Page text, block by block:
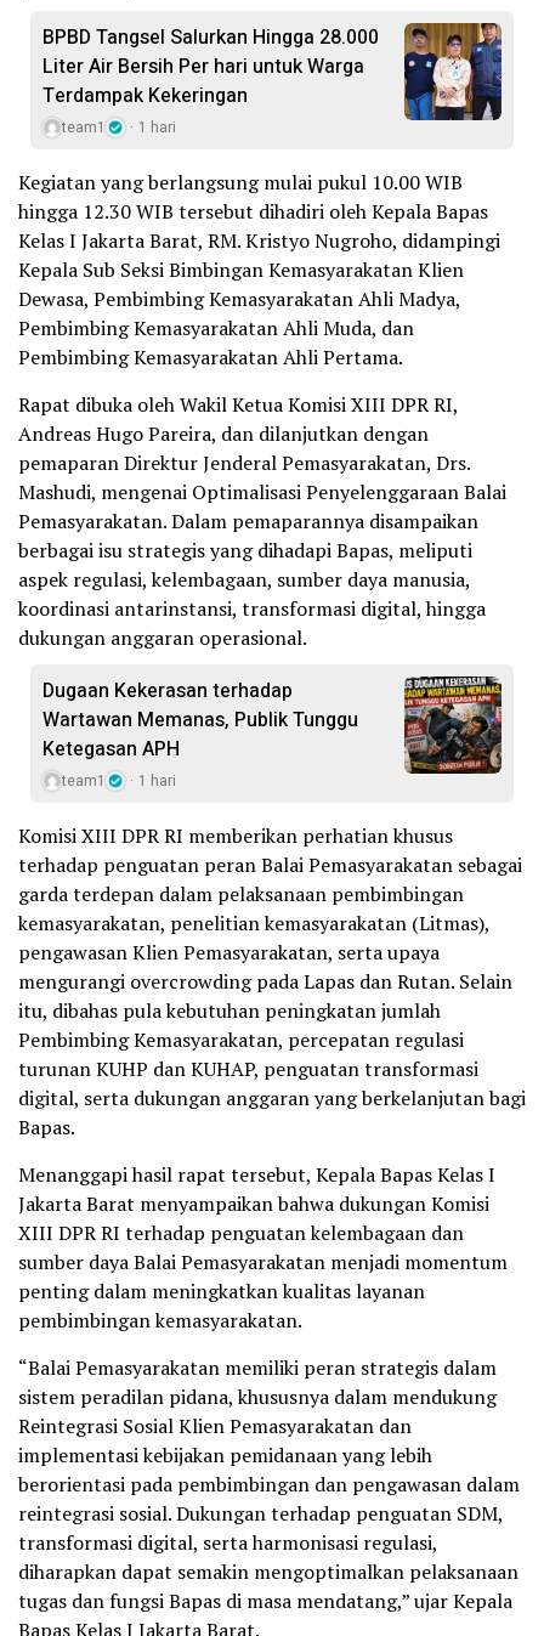
BPBD Tangsel Salurkan Hingga 28.000
Liter Air Bersih Per hari untuk Warga
Terdampak Kekeringan
team1 1 hari
Kegiatan yang berlangsung mulai pukul 10.00 WIB
hingga 12.30 WIB tersebut dihadiri oleh Kepala Bapas
Kelas I Jakarta Barat, RM. Kristyo Nugroho, didampingi
Kepala Sub Seksi Bimbingan Kemasyarakatan Klien
Dewasa, Pembimbing Kemasyarakatan Ahli Madya,
Pembimbing Kemasyarakatan Ahli Muda, dan
Pembimbing Kemasyarakatan Ahli Pertama.
Rapat dibuka oleh Wakil Ketua Komisi XIII DPR RI,
Andreas Hugo Pareira, dan dilanjutkan dengan
pemaparan Direktur Jenderal Pemasyarakatan, Drs.
Mashudi, mengenai Optimalisasi Penyelenggaraan Balai
Pemasyarakatan. Dalam pemaparannya disampaikan
berbagai isu strategis yang dihadapi Bapas, meliputi
aspek regulasi, kelembagaan, sumber daya manusia,
koordinasi antarinstansi, transformasi digital, hingga
dukungan anggaran operasional.
Dugaan Kekerasan terhadap
Wartawan Memanas, Publik Tunggu
Ketegasan APH
team1 1 hari
Komisi XIII DPR RI memberikan perhatian khusus
terhadap penguatan peran Balai Pemasyarakatan sebagai
garda terdepan dalam pelaksanaan pembimbingan
kemasyarakatan, penelitian kemasyarakatan (Litmas),
pengawasan Klien Pemasyarakatan, serta upaya
mengurangi overcrowding pada Lapas dan Rutan. Selain
itu, dibahas pula kebutuhan peningkatan jumlah
Pembimbing Kemasyarakatan, percepatan regulasi
turunan KUHP dan KUHAP, penguatan transformasi
digital, serta dukungan anggaran yang berkelanjutan bagi
Bapas.
Menanggapi hasil rapat tersebut, Kepala Bapas Kelas I
Jakarta Barat menyampaikan bahwa dukungan Komisi
XIII DPR RI terhadap penguatan kelembagaan dan
sumber daya Balai Pemasyarakatan menjadi momentum
penting dalam meningkatkan kualitas layanan
pembimbingan kemasyarakatan.
“Balai Pemasyarakatan memiliki peran strategis dalam
sistem peradilan pidana, khususnya dalam mendukung
Reintegrasi Sosial Klien Pemasyarakatan dan
implementasi kebijakan pemidanaan yang lebih
berorientasi pada pembimbingan dan pengawasan dalam
reintegrasi sosial. Dukungan terhadap penguatan SDM,
transformasi digital, serta harmonisasi regulasi,
diharapkan dapat semakin mengoptimalkan pelaksanaan
tugas dan fungsi Bapas di masa mendatang,” ujar Kepala
Bapas Kelas I Jakarta Barat.